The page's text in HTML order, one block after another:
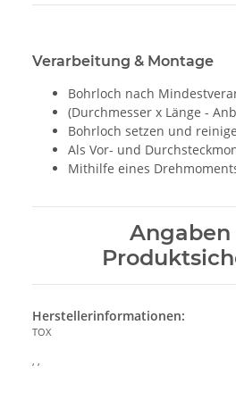
Verarbeitung & Montage
Bohrloch nach
(Durchmesser x Länge -
Bohrloch setzen und
Als Vor- und
Mithilfe eines
Angaben
Herstellerinformationen:
TOX